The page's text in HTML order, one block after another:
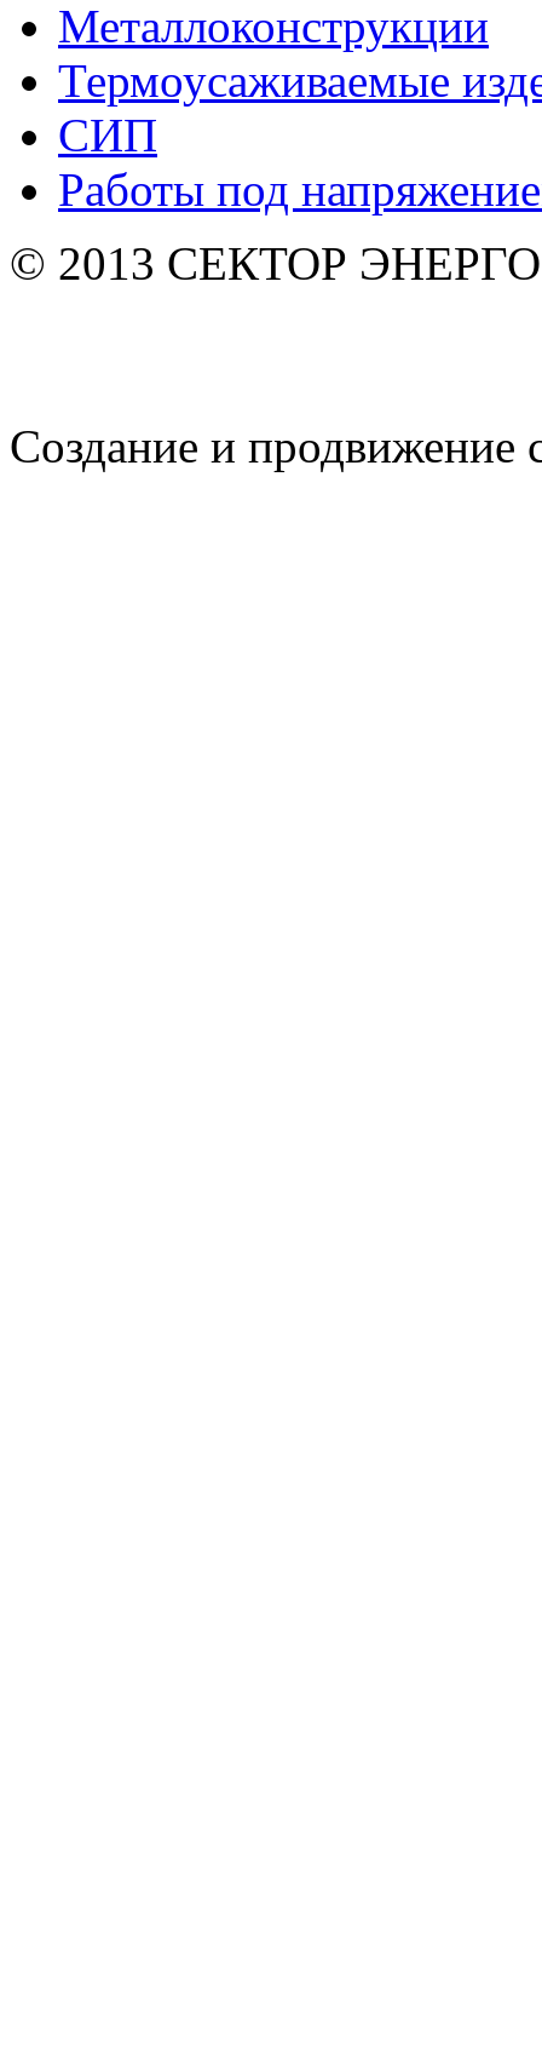
Металлоконструкции
Термоусаживаемые
СИП
Работы под
© 2013 СЕКТОР ЭНЕРГО.
Создание и продвижение